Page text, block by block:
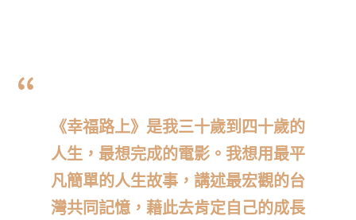
《幸福路上》是我三十歲到四十歲的
人生，最想完成的電影。我想用最平
凡簡單的人生故事，講述最宏觀的台
灣共同記憶，藉此去肯定自己的成長